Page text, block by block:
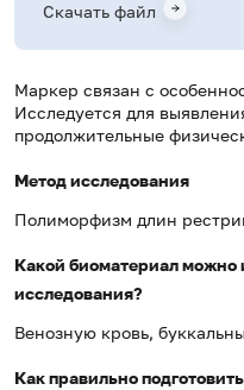
Маркер связан с
Исследуется для
продолжительные
Метод исследования
Полиморфизм длин
Какой биоматериал можно
исследования?
Венозную кровь,
Как правильно
Скачать файл